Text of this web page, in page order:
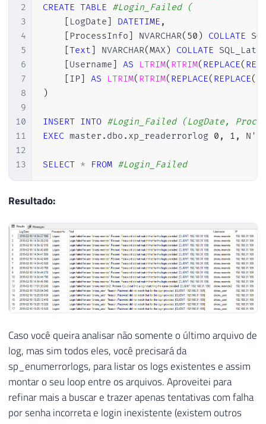
2
3
4
5
6
7
8
9
10
11
12
13
CREATE TABLE #Login_Failed (
[ LogDate] DATETIME ,
[ ProcessInfo] NVARCHAR( 50 ) COLLATE
[Text] NVARCHAR(MAX) COLLATE
[Username] AS LTRIM( RTRIM( REPLACE(
[IP] AS LTRIM( RTRIM( REPLACE( REPLACE(
)
INSERT INTO #Login_Failed (LogDate,
EXEC master . dbo . xp_readerrorlog 0 , 1 , N
SELECT * FROM #Login_Failed
Resultado:
Caso você queira analisar não somente o último arquivo de
log, mas sim todos eles, você precisará da
sp_enumerrorlogs, para listar os logs existentes e assim
montar o seu loop entre os arquivos. Aproveitei para
refinar mais a buscar e trazer apenas tentativas com falha
por senha incorreta e login inexistente (existem outros